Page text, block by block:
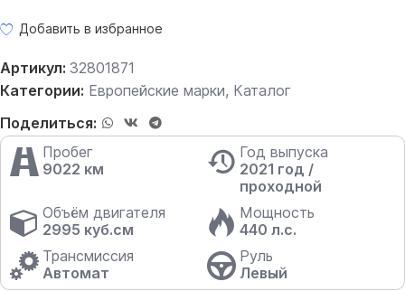
Добавить в избранное
Артикул: 32801871
Категории: Европейские марки, Каталог
Поделиться:
Пробег
9022 км
Год выпуска
2021 год /
проходной
Объём двигателя
2995 куб.см
Мощность
440 л.с.
Трансмиссия
Автомат
Руль
Левый